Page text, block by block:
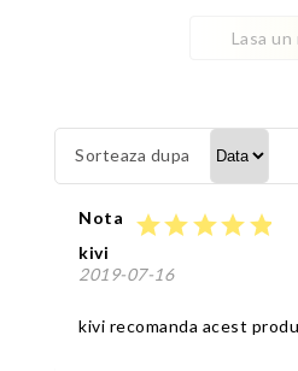
Lasa
Sorteaza dupa
Nota starstarstarstarstar
kivi
2019-07-16
kivi recomanda acest